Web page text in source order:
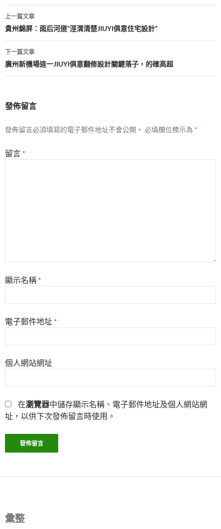
文
章
導
覽
上一篇文章
貴州錦屏：雨后河道“涇渭清楚JIUYI俱意住宅設計”
下一篇文章
廣州新機場這一JIUYI俱意翻修設計關鍵落子，的確高超
發佈留言
發佈留言必須填寫的電子郵件地址不會公開。 必填欄位標示為 *
留言 *
顯示名稱 *
電子郵件地址 *
個人網站網址
在瀏覽器中儲存顯示名稱、電子郵件地址及個人網站網
址，以供下次發佈留言時使用。
彙整